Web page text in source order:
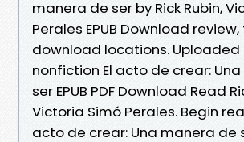
manera de ser by Rick Rubin,
Perales EPUB Download
download locations.
nonfiction El acto de crear:
ser EPUB PDF Download Read
Victoria Simó Perales. Begin
acto de crear: Una manera de